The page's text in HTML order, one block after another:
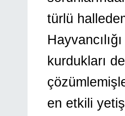
türlü
kurdukları
en etkili